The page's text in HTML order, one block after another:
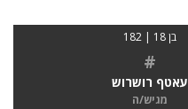
בן 18 | 182
#
עאטף רושרוש
מגיש/ה